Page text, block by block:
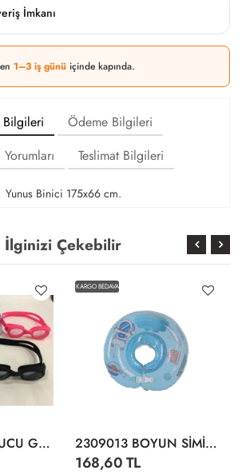
İmkanı
1–3 iş günü içinde kapında.
Bilgileri
Ödeme Bilgileri
Teslimat Bilgileri
Yunus Binici 175x66 cm.
İlginizi Çekebilir
KZLD-1727 YUZUCU GOZLUGU SLKN ANTIFOG ICB12 KUT 144
KARGO BEDAVA
2309013 BOYUN SİMİDİ ÇOCUK 40 CM 2 RENK
168,60 TL